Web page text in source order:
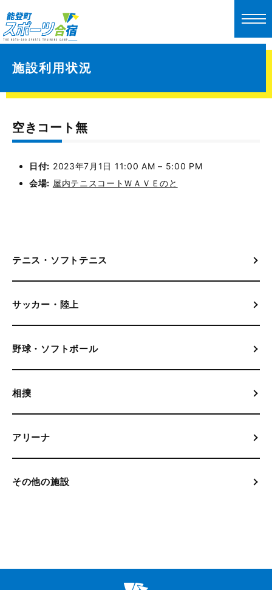
施設利用状況
空きコート無
日付: 2023年7月1日 11:00 AM – 5:00 PM
会場: 屋内テニスコートＷＡＶＥのと
テニス・ソフトテニス
サッカー・陸上
野球・ソフトボール
相撲
アリーナ
その他の施設